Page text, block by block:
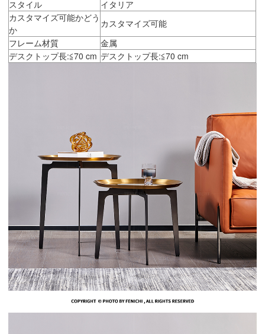
スタイル
イタリア
カスタマイズ可能かどう
か
カスタマイズ可能
フレーム材質
金属
デスクトップ長:≦70 cm デスクトップ長:≦70 cm